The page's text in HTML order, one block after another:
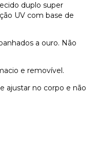
duplo super
UV com base de
a ouro. Não
e removível.
ajustar no corpo e não